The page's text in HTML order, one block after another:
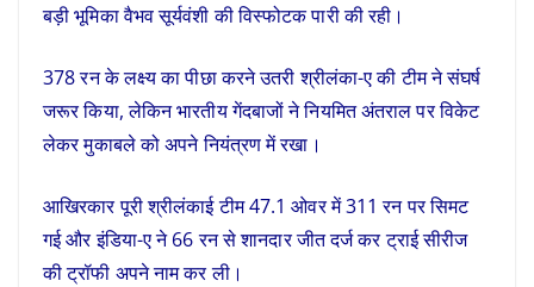
बड़ी भूमिका वैभव सूर्यवंशी की विस्फोटक पारी की रही।
378 रन के लक्ष्य का पीछा करने उतरी श्रीलंका-ए की टीम ने संघर्ष
जरूर किया, लेकिन भारतीय गेंदबाजों ने नियमित अंतराल पर विकेट
लेकर मुकाबले को अपने नियंत्रण में रखा।
आखिरकार पूरी श्रीलंकाई टीम 47.1 ओवर में 311 रन पर सिमट
गई और इंडिया-ए ने 66 रन से शानदार जीत दर्ज कर ट्राई सीरीज
की ट्रॉफी अपने नाम कर ली।